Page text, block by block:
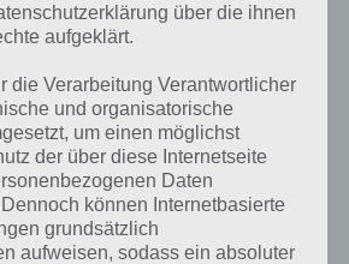
das tägliche Rätsel am 18.6.2022 in 4
Bedeutung hat dieses eigentlich und was
Lösungen präsentieren wir daher auch
keine weiteren Informationen parat!
über die ihnen
aufgeklärt.
die Verarbeitung Verantwortlicher
und organisatorische
um einen möglichst
der über diese Internetseite
Daten
können Internetbasierte
grundsätzlich
aufweisen, sodass ein absoluter